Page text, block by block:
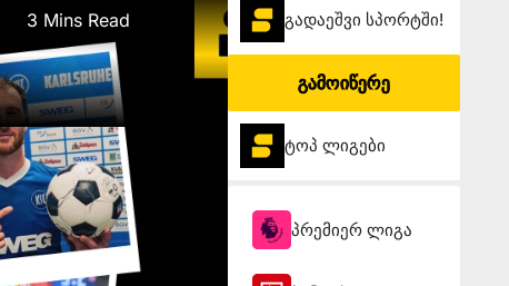
3 Mins Read გადაეშვი სპორტში!
გამოიწერე
ტოპ ლიგები
პრემიერ ლიგა